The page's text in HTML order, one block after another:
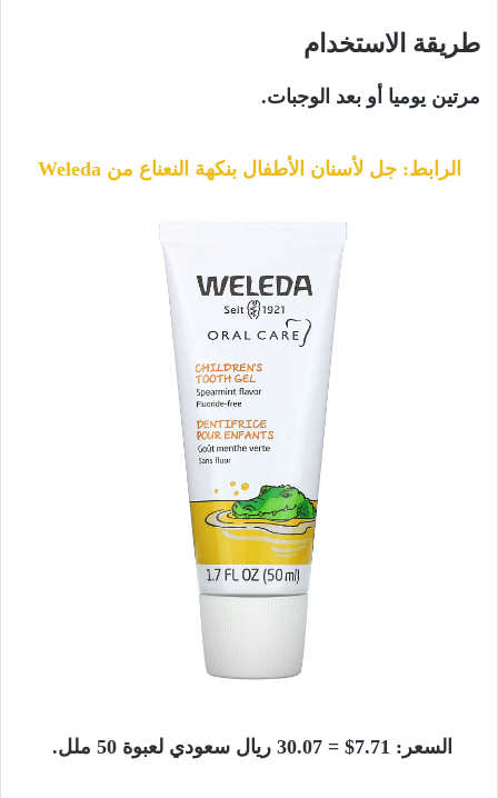
طريقة الاستخدام
مرتين يوميا أو بعد الوجبات.
الرابط: جل لأسنان الأطفال بنكهة النعناع من Weleda
السعر: 7.71$ = 30.07 ريال سعودي لعبوة 50 ملل.